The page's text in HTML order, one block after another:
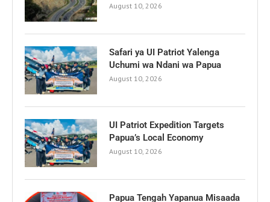
August 10, 2026
Safari ya UI Patriot Yalenga
Uchumi wa Ndani wa Papua
August 10, 2026
UI Patriot Expedition Targets
Papua’s Local Economy
August 10, 2026
Papua Tengah Yapanua Misaada